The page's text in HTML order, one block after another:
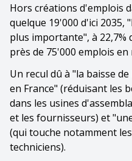
Hors créations d'emplois
quelque 19'000 d'ici
plus importante", à 22,7%
près de 75'000 emplois en
Un recul dû à "la baisse
en France" (réduisant les
dans les usines
et les fournisseurs) et
(qui touche notamment
techniciens).